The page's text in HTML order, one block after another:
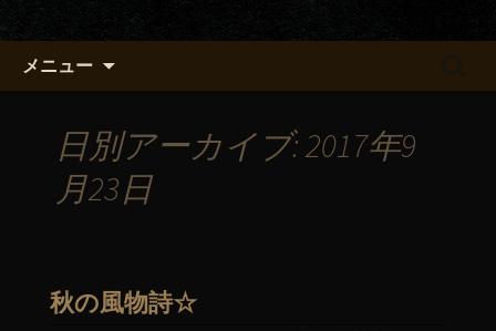
メニュー
日別アーカイブ: 2017年9
月23日
秋の風物詩☆